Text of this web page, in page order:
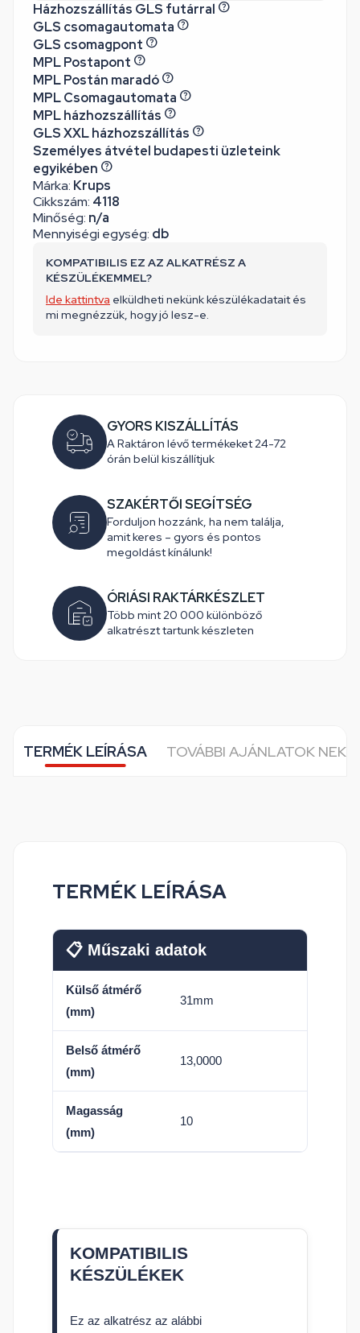
Márka: Krups
Cikkszám: 4118
Minőség: n/a
Mennyiségi egység: db
Házhozszállítás GLS futárral
GLS csomagautomata
GLS csomagpont
MPL Postapont
MPL Postán maradó
MPL Csomagautomata
MPL házhozszállítás
GLS XXL házhozszállítás
Személyes átvétel budapesti üzleteink
egyikében
KOMPATIBILIS EZ AZ ALKATRÉSZ A
KÉSZÜLÉKEMMEL?
Ide kattintva elküldheti nekünk készülékadatait és
mi megnézzük, hogy jó lesz-e.
GYORS KISZÁLLÍTÁS
A Raktáron lévő termékeket 24-72
órán belül kiszállítjuk
SZAKÉRTŐI SEGÍTSÉG
Forduljon hozzánk, ha nem találja,
amit keres – gyors és pontos
megoldást kínálunk!
ÓRIÁSI RAKTÁRKÉSZLET
Több mint 20 000 különböző
alkatrészt tartunk készleten
TERMÉK LEÍRÁSA TOVÁBBI AJÁNLATOK
TERMÉK LEÍRÁSA
📋 Műszaki adatok
Külső átmérő
(mm)
31mm
Belső átmérő
(mm)
13,0000
Magasság
(mm)
10
KOMPATIBILIS
KÉSZÜLÉKEK
Ez az alkatrész az alábbi